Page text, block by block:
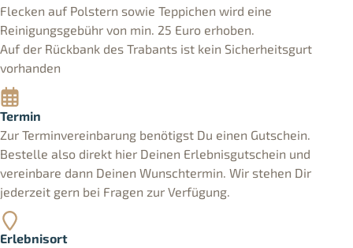
Flecken auf Polstern sowie Teppichen wird eine
Reinigungsgebühr von min. 25 Euro erhoben.
Auf der Rückbank des Trabants ist kein Sicherheitsgurt
vorhanden
Termin
Zur Terminvereinbarung benötigst Du einen Gutschein.
Bestelle also direkt hier Deinen Erlebnisgutschein und
vereinbare dann Deinen Wunschtermin. Wir stehen Dir
jederzeit gern bei Fragen zur Verfügung.
Erlebnisort